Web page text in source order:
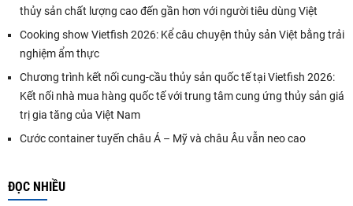
thủy sản chất lượng cao đến gần hơn với người tiêu dùng Việt
Cooking show Vietfish 2026: Kể câu chuyện thủy sản Việt bằng trải
nghiệm ẩm thực
Chương trình kết nối cung-cầu thủy sản quốc tế tại Vietfish 2026:
Kết nối nhà mua hàng quốc tế với trung tâm cung ứng thủy sản giá
trị gia tăng của Việt Nam
Cước container tuyến châu Á – Mỹ và châu Âu vẫn neo cao
ĐỌC NHIỀU